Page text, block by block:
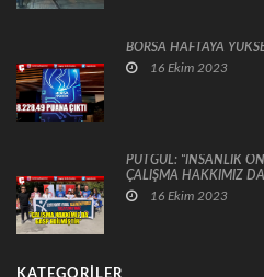
BORSA HAFTAYA
16 Ekim 2023
PUTGÜL: “İNSANLIK
ÇALIŞMA HAKKIMIZ DA
16 Ekim 2023